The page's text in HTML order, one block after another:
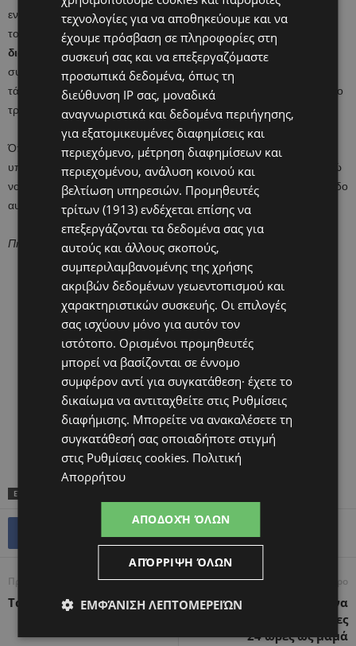
ενηλίκων πλέον παιδιών τους (των γονέων των εγγονιών
τους),
ενεργοποιούνταν στον εγκέφαλο τους κάπως
διαφορετικές περιοχές,που σχετίζονταν με τη νοητική και όχι τη
συναισθηματική ενσυναίσθηση, δηλαδή φανέρωναν μεγαλύτερη
τάση να κατανοήσουν το παιδί τους, παρά να το νιώσουν με άμεσο
τρόπο συναισθηματικά.
Όπως διευκρίνισε ο Ρίλινγκ, “συναισθηματική ενσυναίσθηση
υπάρχει όταν είσαι ικανός να νιώσεις αυτό που νιώθει ο άλλος, ενώ
νοητική ενσυναίσθηση υπάρχει όταν κατανοείς σε γνωστικό επίπεδο
αυτό που κάποιος άλλος νιώθει και γιατί”.
Πηγή: ertnews.gr
ΕΤΙΚΕΤΕΣ
Προηγούμενο άρθρο
Τα όρια δεν είναι τιμωρία
Επόμενο άρθρο
Πράγματα που πρέπει να
γνωρίζετε για τις πρώτες
24 ώρες ως μαμά
τεχνολογίες για να αποθηκεύουμε και να
έχουμε πρόσβαση σε πληροφορίες στη
συσκευή σας και να επεξεργαζόμαστε
προσωπικά δεδομένα, όπως τη
διεύθυνση IP σας, μοναδικά
αναγνωριστικά και δεδομένα περιήγησης,
για εξατομικευμένες διαφημίσεις και
περιεχόμενο, μέτρηση διαφημίσεων και
περιεχομένου, ανάλυση κοινού και
βελτίωση υπηρεσιών. Προμηθευτές
τρίτων (1913) ενδέχεται επίσης να
επεξεργάζονται τα δεδομένα σας για
αυτούς και άλλους σκοπούς,
συμπεριλαμβανομένης της χρήσης
ακριβών δεδομένων γεωεντοπισμού και
χαρακτηριστικών συσκευής. Οι επιλογές
σας ισχύουν μόνο για αυτόν τον
ιστότοπο. Ορισμένοι προμηθευτές
μπορεί να βασίζονται σε έννομο
συμφέρον αντί για συγκατάθεση· έχετε το
δικαίωμα να αντιταχθείτε στις Ρυθμίσεις
διαφήμισης. Μπορείτε να ανακαλέσετε τη
συγκατάθεσή σας οποιαδήποτε στιγμή
στις Ρυθμίσεις cookies. Πολιτική
Απορρήτου
ΑΠΟΔΟΧΉ ΌΛΩΝ
ΑΠΌΡΡΙΨΗ ΌΛΩΝ
ΕΜΦΆΝΙΣΗ ΛΕΠΤΟΜΕΡΕΙΏΝ